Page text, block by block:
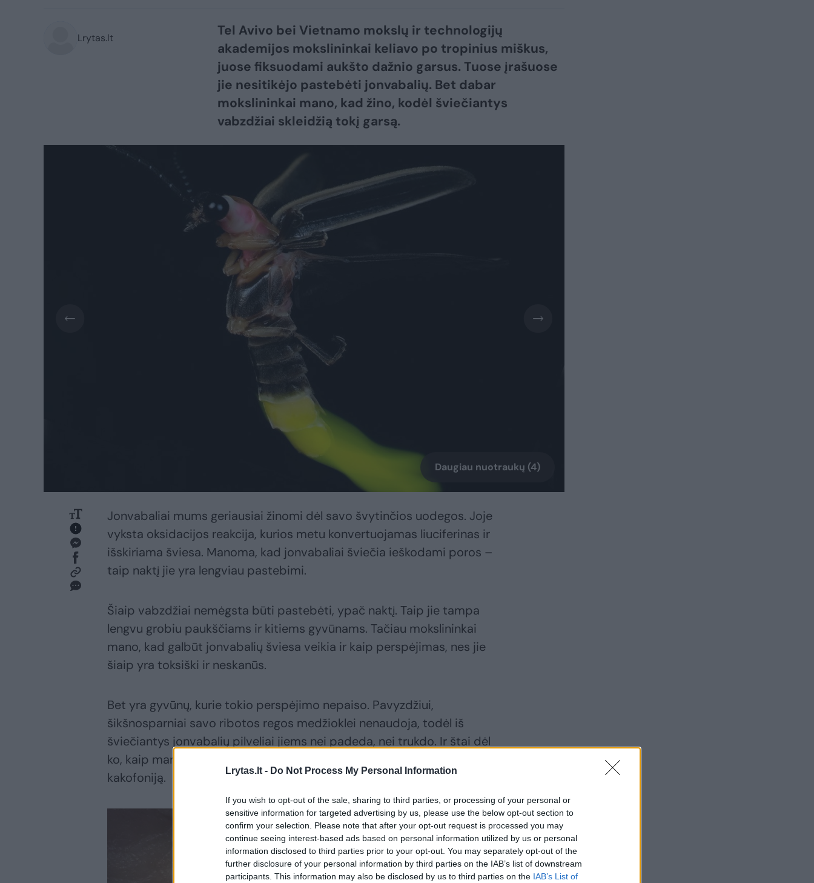
Lrytas.lt - Do Not Process My Personal Information
If you wish to opt-out of the sale, sharing to third parties, or processing of your personal or
sensitive information for targeted advertising by us, please use the below opt-out section to
confirm your selection. Please note that after your opt-out request is processed you may
continue seeing interest-based ads based on personal information utilized by us or personal
information disclosed to third parties prior to your opt-out. You may separately opt-out of the
further disclosure of your personal information by third parties on the IAB’s list of downstream
participants. This information may also be disclosed by us to third parties on the IAB’s List of
Lrytas.lt
Tel Avivo bei Vietnamo mokslų ir technologijų
akademijos mokslininkai keliavo po tropinius miškus,
juose fiksuodami aukšto dažnio garsus. Tuose įrašuose
jie nesitikėjo pastebėti jonvabalių. Bet dabar
mokslininkai mano, kad žino, kodėl šviečiantys
vabzdžiai skleidžią tokį garsą.
Daugiau nuotraukų (4)
Jonvabaliai mums geriausiai žinomi dėl savo švytinčios uodegos. Joje
vyksta oksidacijos reakcija, kurios metu konvertuojamas liuciferinas ir
išskiriama šviesa. Manoma, kad jonvabaliai šviečia ieškodami poros –
taip naktį jie yra lengviau pastebimi.
Šiaip vabzdžiai nemėgsta būti pastebėti, ypač naktį. Taip jie tampa
lengvu grobiu paukščiams ir kitiems gyvūnams. Tačiau mokslininkai
mano, kad galbūt jonvabalių šviesa veikia ir kaip perspėjimas, nes jie
šiaip yra toksiški ir neskanūs.
Bet yra gyvūnų, kurie tokio perspėjimo nepaiso. Pavyzdžiui,
šikšnosparniai savo ribotos regos medžioklei nenaudoja, todėl iš
šviečiantys jonvabalių pilveliai jiems nei padeda, nei trukdo. Ir štai dėl
ko, kaip mano mokslininkai, jonvabaliai skleidžia aukšto dažnio
kakofoniją.